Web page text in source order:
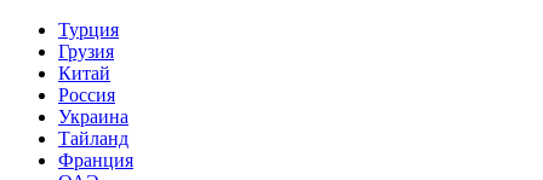
Турция
Грузия
Китай
Россия
Украина
Тайланд
Франция